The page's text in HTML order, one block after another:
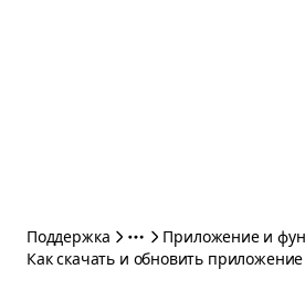
Поддержка
Приложение и
Как скачать и обновить